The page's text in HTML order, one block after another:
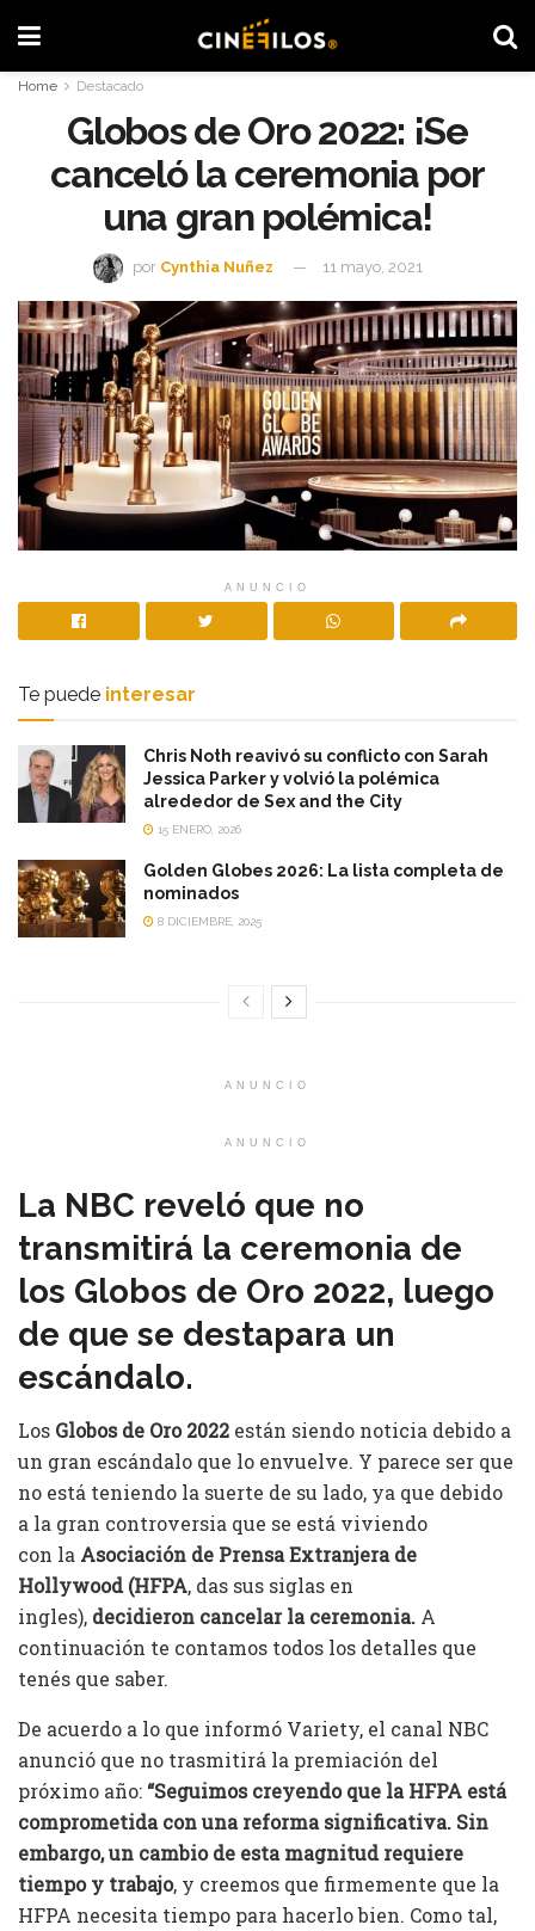
Home Destacado
Globos de Oro 2022: ¡Se
canceló la ceremonia por
una gran polémica!
por Cynthia Nuñez 11 mayo, 2021
ANUNCIO
Te puede interesar
Chris Noth reavivó su conflicto con Sarah
Jessica Parker y volvió la polémica
alrededor de Sex and the City
15 ENERO, 2026
Golden Globes 2026: La lista completa de
nominados
8 DICIEMBRE, 2025
ANUNCIO
ANUNCIO
La NBC reveló que no
transmitirá la ceremonia de
los Globos de Oro 2022, luego
de que se destapara un
escándalo.
Los Globos de Oro 2022 están siendo noticia debido a
un gran escándalo que lo envuelve. Y parece ser que
no está teniendo la suerte de su lado, ya que debido
a la gran controversia que se está viviendo
con la Asociación de Prensa Extranjera de
Hollywood (HFPA, das sus siglas en
ingles), decidieron cancelar la ceremonia. A
continuación te contamos todos los detalles que
tenés que saber.
De acuerdo a lo que informó Variety, el canal NBC
anunció que no trasmitirá la premiación del
próximo año: “Seguimos creyendo que la HFPA está
comprometida con una reforma significativa. Sin
embargo, un cambio de esta magnitud requiere
tiempo y trabajo, y creemos que firmemente que la
HFPA necesita tiempo para hacerlo bien. Como tal,